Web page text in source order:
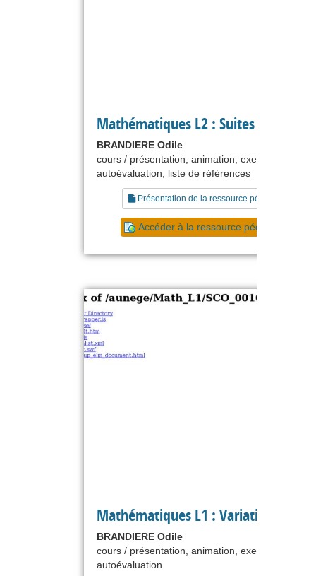
Mathématiques L2 : Suites
BRANDIERE Odile
cours / présentation, animation, exercice,
autoévaluation, liste de références
Présentation de la ressource pédagogique
Accéder à la ressource pédagogique
Mathématiques L1 : Variation
BRANDIERE Odile
cours / présentation, animation, exercice,
autoévaluation